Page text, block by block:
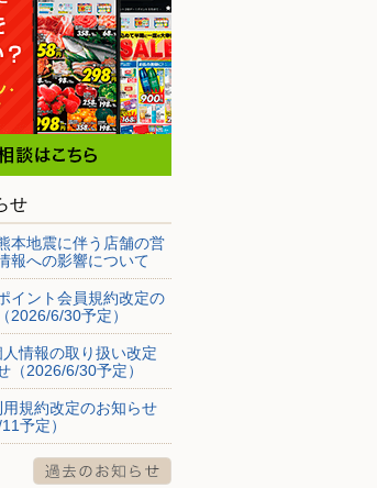
せ
本地震に伴う店舗の営
報への影響について
イント会員規約改定の
2026/6/30予定）
情報の取り扱い改定
（2026/6/30予定）
規約改定のお知らせ
予定）